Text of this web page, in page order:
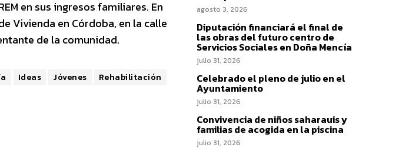
en sus ingresos familiares. En
Vivienda en Córdoba, en la calle
de la comunidad.
Ideas Jóvenes
Rehabilitación
agosto 3, 2026
Diputación financiará el final de
las obras del futuro centro de
Servicios Sociales en Doña Mencía
julio 31, 2026
Celebrado el pleno de julio en el
Ayuntamiento
julio 31, 2026
Convivencia de niños saharauis y
familias de acogida en la piscina
julio 31, 2026